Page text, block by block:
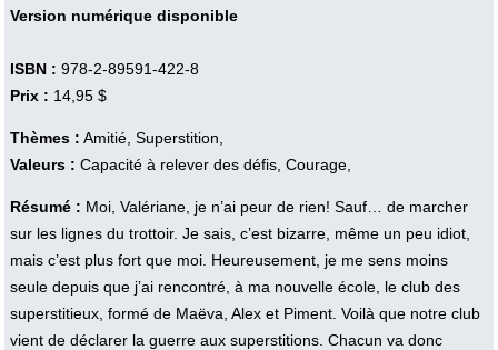
Version numérique disponible
ISBN : 978-2-89591-422-8
Prix : 14,95 $
Thèmes : Amitié, Superstition,
Valeurs : Capacité à relever des défis, Courage,
Résumé : Moi, Valériane, je n’ai peur de rien! Sauf… de marcher
sur les lignes du trottoir. Je sais, c’est bizarre, même un peu idiot,
mais c’est plus fort que moi. Heureusement, je me sens moins
seule depuis que j’ai rencontré, à ma nouvelle école, le club des
superstitieux, formé de Maëva, Alex et Piment. Voilà que notre club
vient de déclarer la guerre aux superstitions. Chacun va donc